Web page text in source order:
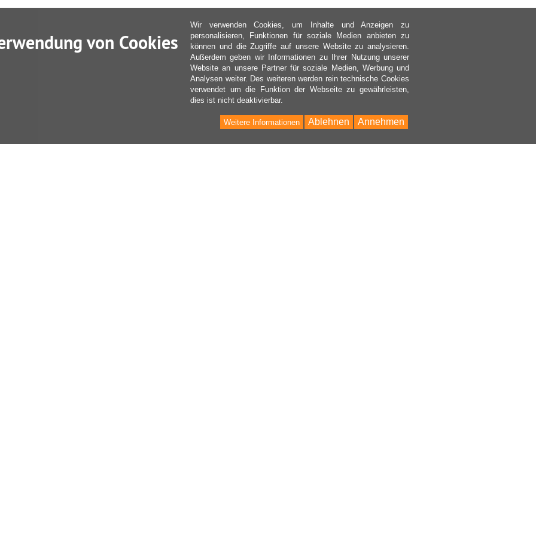
von Cookies
Wir verwenden Cookies, um Inhalte und Anzeigen zu
personalisieren, Funktionen für soziale Medien anbieten zu
können und die Zugriffe auf unsere Website zu analysieren.
Außerdem geben wir Informationen zu Ihrer Nutzung unserer
Website an unsere Partner für soziale Medien, Werbung und
Analysen weiter. Des weiteren werden rein technische Cookies
verwendet um die Funktion der Webseite zu gewährleisten,
dies ist nicht deaktivierbar.
Annehmen
Ablehnen
Weitere Informationen